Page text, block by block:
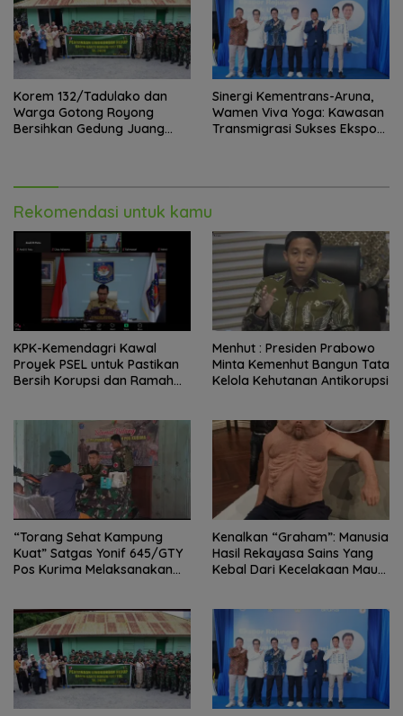
Korem 132/Tadulako dan
Warga Gotong Royong
Bersihkan Gedung Juang
Sinergi Kementrans-Aruna,
Wamen Viva Yoga: Kawasan
Transmigrasi Sukses Ekspor
Rekomendasi untuk kamu
KPK-Kemendagri Kawal
Proyek PSEL untuk Pastikan
Bersih Korupsi dan Ramah
Menhut : Presiden Prabowo
Minta Kemenhut Bangun Tata
Kelola Kehutanan Antikorupsi
“Torang Sehat Kampung
Kuat” Satgas Yonif 645/GTY
Pos Kurima Melaksanakan
Kenalkan “Graham”: Manusia
Hasil Rekayasa Sains Yang
Kebal Dari Kecelakaan Maut